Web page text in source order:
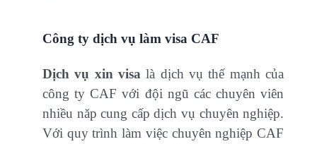
Công ty dịch vụ làm visa CAF
Dịch vụ xin visa là dịch vụ thế mạnh của
công ty CAF với đội ngũ các chuyên viên
nhiều năp cung cấp dịch vụ chuyên nghiệp.
Với quy trình làm việc chuyên nghiệp CAF